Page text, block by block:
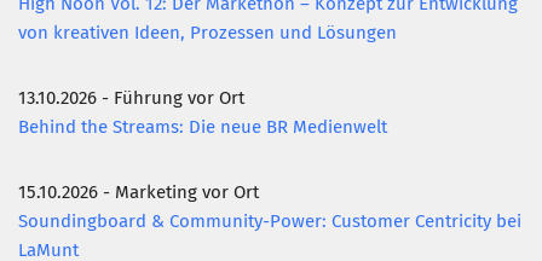
High Noon Vol. 12: Der Markethon – Konzept zur Entwicklung
von kreativen Ideen, Prozessen und Lösungen
13.10.2026 - Führung vor Ort
Behind the Streams: Die neue BR Medienwelt
15.10.2026 - Marketing vor Ort
Soundingboard & Community-Power: Customer Centricity bei
LaMunt